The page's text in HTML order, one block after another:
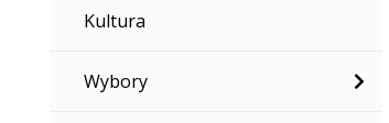
Kultura
Wybory